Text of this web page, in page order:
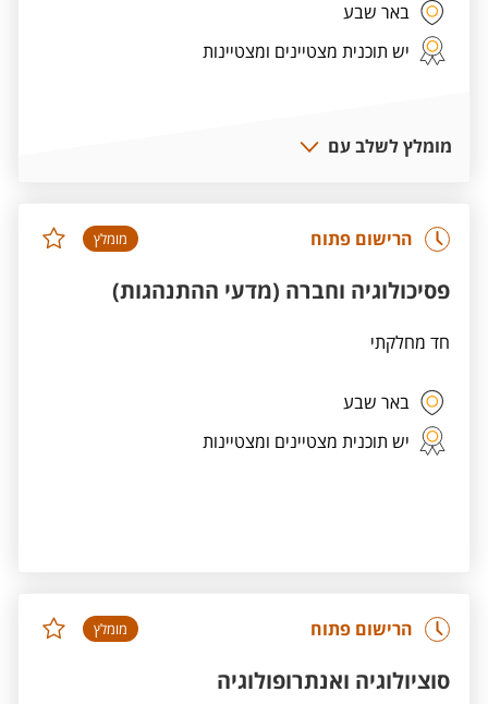
באר שבע
יש תוכנית מצטיינים ומצטיינות
מומלץ לשלב עם
מומלץ הרישום פתוח
פסיכולוגיה וחברה (מדעי ההתנהגות)
חד מחלקתי
באר שבע
יש תוכנית מצטיינים ומצטיינות
מומלץ הרישום פתוח
סוציולוגיה ואנתרופולוגיה